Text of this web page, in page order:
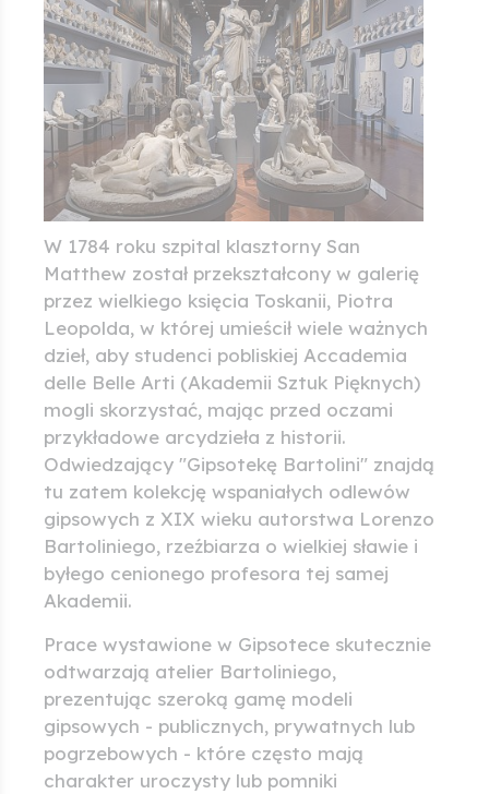
W 1784 roku szpital klasztorny San
Matthew został przekształcony w galerię
przez wielkiego księcia Toskanii, Piotra
Leopolda, w której umieścił wiele ważnych
dzieł, aby studenci pobliskiej Accademia
delle Belle Arti (Akademii Sztuk Pięknych)
mogli skorzystać, mając przed oczami
przykładowe arcydzieła z historii.
Odwiedzający "Gipsotekę Bartolini" znajdą
tu zatem kolekcję wspaniałych odlewów
gipsowych z XIX wieku autorstwa Lorenzo
Bartoliniego, rzeźbiarza o wielkiej sławie i
byłego cenionego profesora tej samej
Akademii.
Prace wystawione w Gipsotece skutecznie
odtwarzają atelier Bartoliniego,
prezentując szeroką gamę modeli
gipsowych - publicznych, prywatnych lub
pogrzebowych - które często mają
charakter uroczysty lub pomniki